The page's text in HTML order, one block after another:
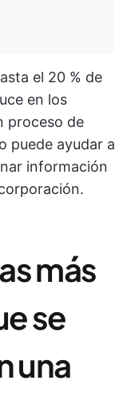
el 20 % de
en los
proceso de
puede ayudar a
información
más
se
una